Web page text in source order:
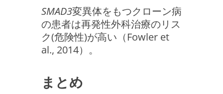
SMAD3変異体をもつクローン病
の患者は再発性外科治療のリス
ク(危険性)が高い（Fowler et
al., 2014）。
まとめ